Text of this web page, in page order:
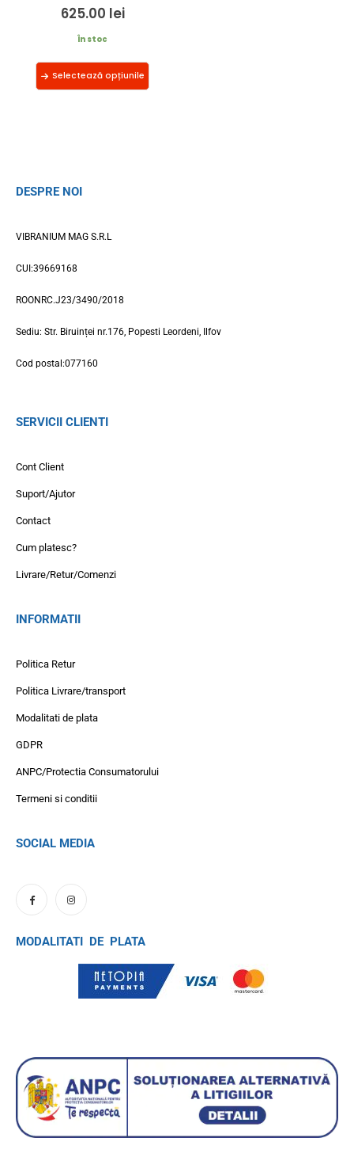
625.00 lei
În stoc
Selectează opțiunile
DESPRE NOI
VIBRANIUM MAG S.R.L
CUI:39669168
ROONRC.J23/3490/2018
Sediu: Str. Biruinței nr.176, Popesti Leordeni, Ilfov
Cod postal:077160
SERVICII CLIENTI
Cont Client
Suport/Ajutor
Contact
Cum platesc?
Livrare/Retur/Comenzi
INFORMATII
Politica Retur
Politica Livrare/transport
Modalitati de plata
GDPR
ANPC/Protectia Consumatorului
Termeni si conditii
SOCIAL MEDIA
MODALITATI DE PLATA